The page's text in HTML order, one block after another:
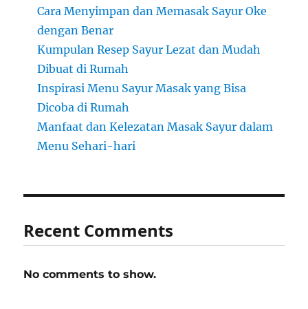
Cara Menyimpan dan Memasak Sayur Oke
dengan Benar
Kumpulan Resep Sayur Lezat dan Mudah
Dibuat di Rumah
Inspirasi Menu Sayur Masak yang Bisa
Dicoba di Rumah
Manfaat dan Kelezatan Masak Sayur dalam
Menu Sehari-hari
Recent Comments
No comments to show.